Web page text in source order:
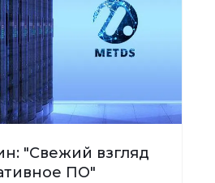
"Свежий взгляд
ПО"